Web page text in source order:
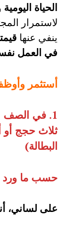
الحياة اليومية
لاستمرار
ينفي عنها
في العمل
أستثمر
1. في الصف
ثلاث حجج أو
البطالة)
حسب ما ورد
على لساني،